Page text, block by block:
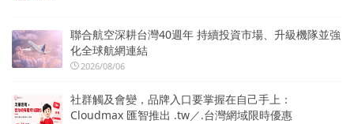
聯合航空深耕台灣40週年 持續投資市場、升級機隊並強
化全球航網連結
2026/08/06
社群觸及會變，品牌入口要掌握在自己手上：
Cloudmax 匯智推出 .tw／.台灣網域限時優惠